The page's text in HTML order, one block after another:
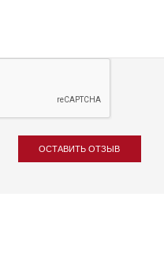
ОСТАВИТЬ ОТЗЫВ